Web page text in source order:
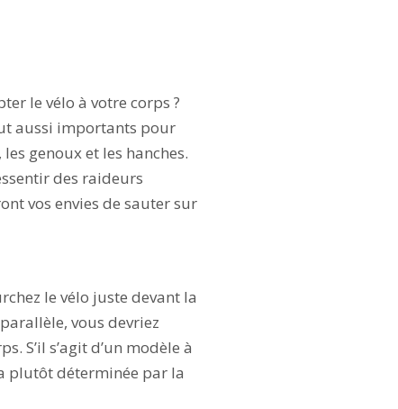
le vélo à votre corps ?
aussi importants pour
genoux et les hanches.
des raideurs
vos envies de sauter sur
le vélo juste devant la
vous devriez
S’il s’agit d’un modèle à
plutôt déterminée par la